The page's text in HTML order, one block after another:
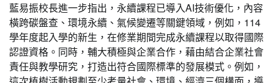
藍易振校長進一步指出，永續課程已導入AI技術優化，內容
橫跨碳盤查、環境永續、氣候變遷等關鍵領域，例如，114
學年度起入學的新生，在修業期間完成永續課程以取得國際
認證資格。同時，輔大積極與企業合作，藉由結合企業社會
責任與教學研究，打造出符合國際標準的發展模式。例如，